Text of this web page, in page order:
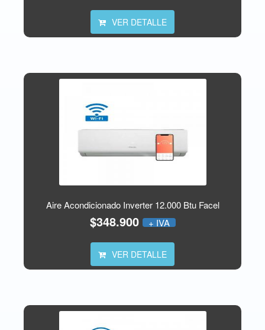
VER DETALLE
Aire Acondicionado Inverter 12.000 Btu Facel
$348.900 + IVA
VER DETALLE